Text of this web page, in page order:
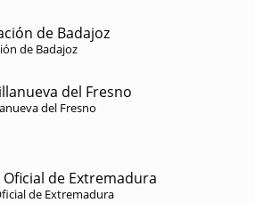
de Badajoz
de Badajoz
del Fresno
del Fresno
de Extremadura
de Extremadura